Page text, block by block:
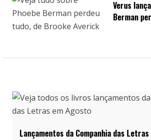
Verus
Berman
Lançamentos da Companhia das